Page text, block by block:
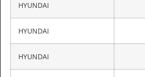
HYUNDAI
HYUNDAI
HYUNDAI